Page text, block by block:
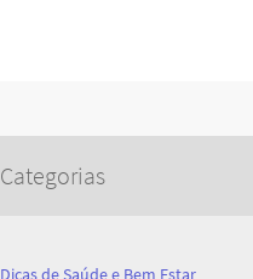
Categorias
Dicas de Saúde e Bem Estar